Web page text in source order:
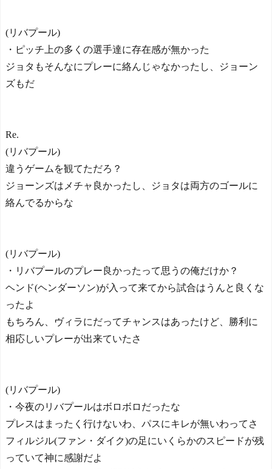
(リバプール)
・ピッチ上の多くの選手達に存在感が無かった
ジョタもそんなにプレーに絡んじゃなかったし、ジョーン
ズもだ
Re.
(リバプール)
違うゲームを観てただろ？
ジョーンズはメチャ良かったし、ジョタは両方のゴールに
絡んでるからな
(リバプール)
・リバプールのプレー良かったって思うの俺だけか？
ヘンド(ヘンダーソン)が入って来てから試合はうんと良くな
ったよ
もちろん、ヴィラにだってチャンスはあったけど、勝利に
相応しいプレーが出来ていたさ
(リバプール)
・今夜のリバプールはボロボロだったな
プレスはまったく行けないわ、パスにキレが無いわってさ
フィルジル(ファン・ダイク)の足にいくらかのスピードが残
っていて神に感謝だよ